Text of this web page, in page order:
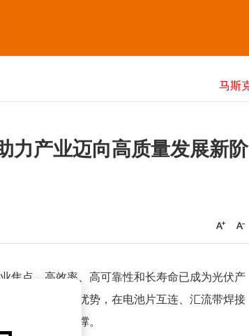
力产业迈向高质量发展新阶
焦点，高效率、高可靠性和长寿命已成为光伏产
其独特的工艺优势，在电池片互连、汇流带焊接
提供了坚实支撑。